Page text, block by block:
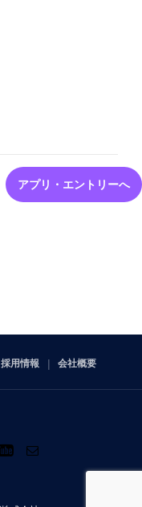
アプリ・エントリーへ
採用情報 会社概要